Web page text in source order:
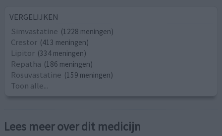
VERGELIJKEN
Simvastatine (1228 meningen)
Crestor (413 meningen)
Lipitor (334 meningen)
Repatha (186 meningen)
Rosuvastatine (159 meningen)
Toon alle...
Lees meer over dit medicijn